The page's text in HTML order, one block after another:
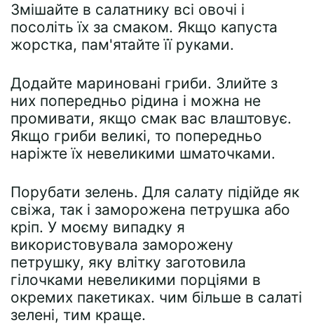
Змішайте в салатнику всі овочі і
посоліть їх за смаком. Якщо капуста
жорстка, пам'ятайте її руками.
Додайте мариновані гриби. Злийте з
них попередньо рідина і можна не
промивати, якщо смак вас влаштовує.
Якщо гриби великі, то попередньо
наріжте їх невеликими шматочками.
Порубати зелень. Для салату підійде як
свіжа, так і заморожена петрушка або
кріп. У моєму випадку я
використовувала заморожену
петрушку, яку влітку заготовила
гілочками невеликими порціями в
окремих пакетиках. чим більше в салаті
зелені, тим краще.